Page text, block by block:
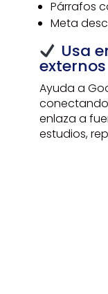
Párrafos
Meta
Usa
externos
Ayuda a
conectando
enlaza a
estudios,